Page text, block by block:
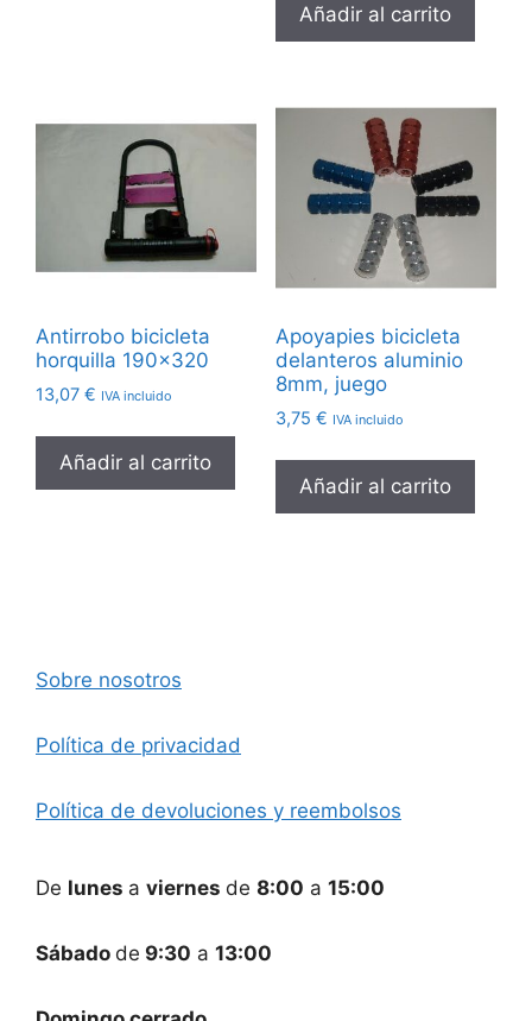
Añadir al carrito
Antirrobo bicicleta
horquilla 190×320
13,07 € IVA incluido
Añadir al carrito
Apoyapies bicicleta
delanteros aluminio
8mm, juego
3,75 € IVA incluido
Añadir al carrito
Sobre nosotros
Política de privacidad
Política de devoluciones y reembolsos
De lunes a viernes de 8:00 a 15:00
Sábado de 9:30 a 13:00